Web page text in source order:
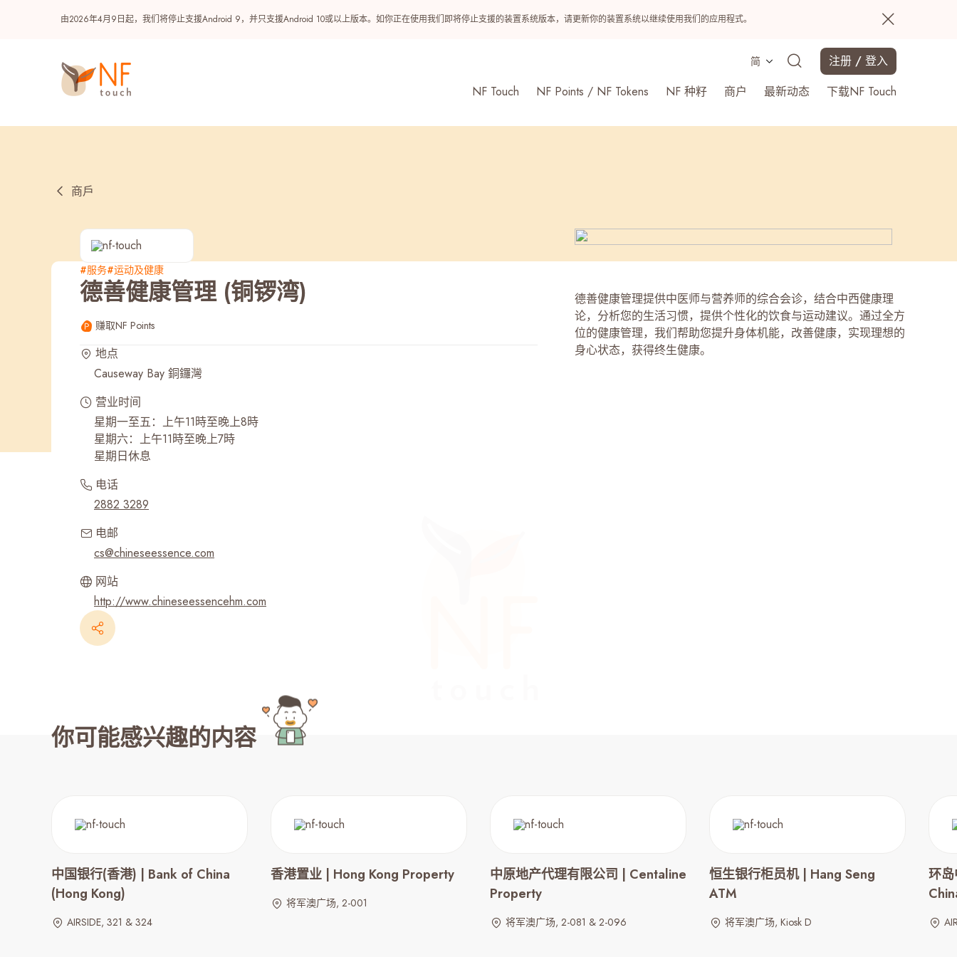
由2026年4月9日起，我们将停止支援Android 9，并只支援Android 10或以上版本。如你正在使用我们即将停止支援的装置系统版本，请更新你的装置系统以继续使用我们的应用程式。
简
注册 / 登入
NF Touch
NF Points / NF Tokens NF 种籽 商户 最新动态 下载NF Touch
热门
NF 种籽 NF Points AIRSIDE 奖赏
最近搜寻纪录
商戶
#服务#运动及健康
德善健康管理 (铜锣湾)
赚取NF Points
地点
Causeway Bay 銅鑼灣
营业时间
星期一至五：上午11時至晚上8時
星期六：上午11時至晚上7時
星期日休息
电话
2882 3289
电邮
cs@chineseessence.com
网站
http://www.chineseessencehm.com
德善健康管理提供中医师与营养师的综合会诊，结合中西健康理
论，分析您的生活习惯，提供个性化的饮食与运动建议。通过全方
位的健康管理，我们帮助您提升身体机能，改善健康，实现理想的
身心状态，获得终生健康。
你可能感兴趣的内容
中国银行(香港) | Bank of China
(Hong Kong)
AIRSIDE, 321 & 324
香港置业 | Hong Kong Property
将军澳广场, 2-001
中原地产代理有限公司 | Centaline
Property
将军澳广场, 2-081 & 2-096
恒生银行柜员机 | Hang Seng
ATM
将军澳广场, Kiosk D
环